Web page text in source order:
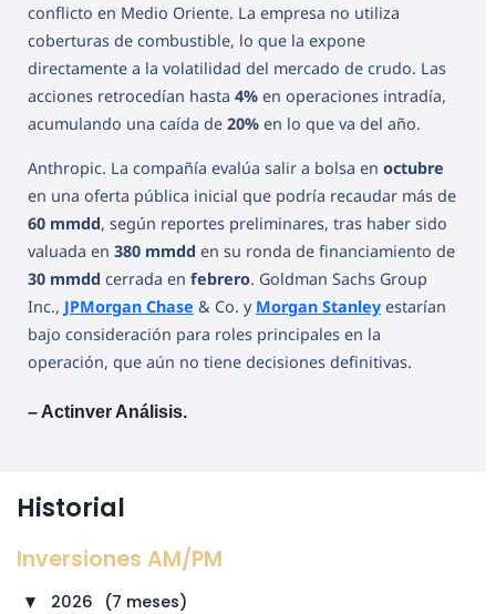
conflicto en Medio Oriente. La empresa no utiliza
coberturas de combustible, lo que la expone
directamente a la volatilidad del mercado de crudo. Las
acciones retrocedían hasta 4% en operaciones intradía,
acumulando una caída de 20% en lo que va del año.
Anthropic. La compañía evalúa salir a bolsa en octubre
en una oferta pública inicial que podría recaudar más de
60 mmdd, según reportes preliminares, tras haber sido
valuada en 380 mmdd en su ronda de financiamiento de
30 mmdd cerrada en febrero. Goldman Sachs Group
Inc., JPMorgan Chase & Co. y Morgan Stanley estarían
bajo consideración para roles principales en la
operación, que aún no tiene decisiones definitivas.
– Actinver Análisis.
Historial
Inversiones AM/PM
► 2026 (7 meses)